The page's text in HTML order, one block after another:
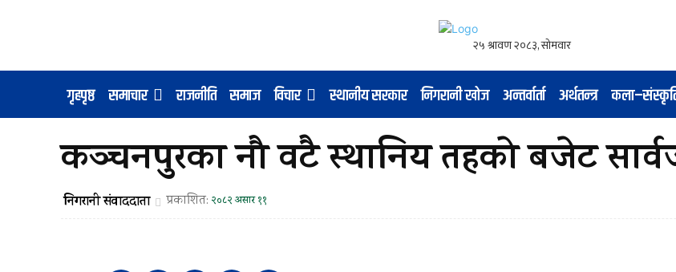
गृहपृष्ठ समाचार राजनीति समाज विचार स्थानीय सरकार निगरानी खोज अन्तर्वार्ता अर्थतन्त्र
कञ्चनपुरका नौ वटै स्थानिय तहको बजेट
निगरानी संवाददाता प्रकाशित: २०८२ असार ११